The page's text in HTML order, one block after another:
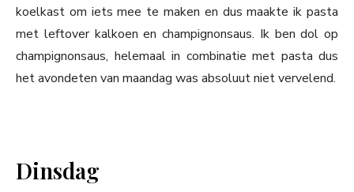
koelkast om iets mee te maken en dus maakte ik pasta
met leftover kalkoen en champignonsaus. Ik ben dol op
champignonsaus, helemaal in combinatie met pasta dus
het avondeten van maandag was absoluut niet vervelend.
Dinsdag